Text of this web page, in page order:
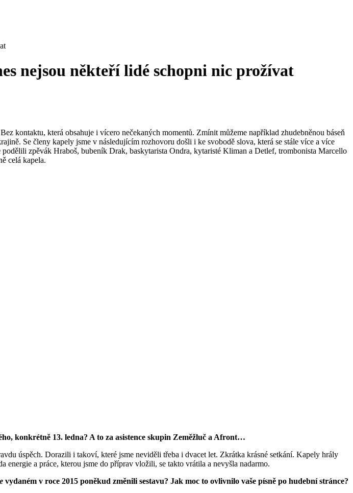
nejsou někteří lidé schopni nic prožívat
kontaktu, která obsahuje i vícero nečekaných momentů. Zmínit můžeme například zhudebněnou báseň
Se členy kapely jsme v následujícím rozhovoru došli i ke svobodě slova, která se stále více a více
zpěvák Hraboš, bubeník Drak, baskytarista Ondra, kytaristé Kliman a Detlef, trombonista Marcello
celá kapela.
konkrétně 13. ledna? A to za asistence skupin Zeměžluč a Afront…
úspěch. Dorazili i takoví, které jsme neviděli třeba i dvacet let. Zkrátka krásné setkání. Kapely hrály
a práce, kterou jsme do příprav vložili, se takto vrátila a nevyšla nadarmo.
vydaném v roce 2015 poněkud změnili sestavu? Jak moc to ovlivnilo vaše písně po hudební stránce?